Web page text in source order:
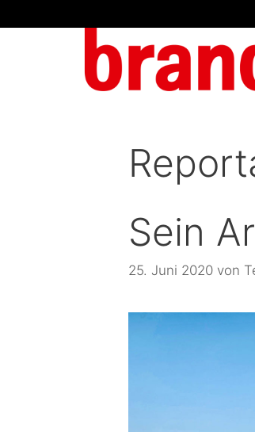
Sein
25. Juni 2020 von